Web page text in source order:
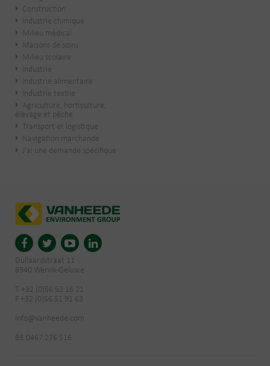
Construction
Industrie chimique
Milieu médical
Maisons de soins
Milieu scolaire
Industrie
Industrie alimentaire
Industrie textile
Agriculture, horticulture,
élevage et pêche
Transport et logistique
Navigation marchande
J'ai une demande spécifique
Dullaardstraat 11
8940 Wervik-Geluwe
T +32 (0)56 52 16 21
F +32 (0)56 51 91 63
info@vanheede.com
BE 0467.276.516